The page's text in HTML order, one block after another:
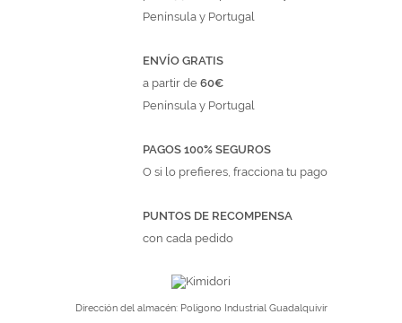
Península y Portugal
ENVÍO GRATIS
a partir de60€
Península y Portugal
PAGOS 100% SEGUROS
O si lo prefieres, fracciona tu pago
PUNTOS DE RECOMPENSA
con cada pedido
Dirección del almacén: Polígono Industrial Guadalquivir